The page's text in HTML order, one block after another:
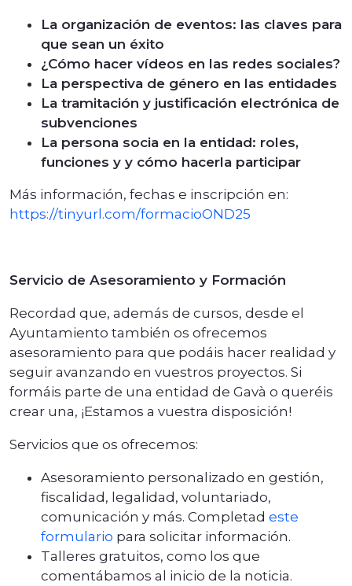
La organización de eventos: las claves para
que sean un éxito
¿Cómo hacer vídeos en las redes sociales?
La perspectiva de género en las entidades
La tramitación y justificación electrónica de
subvenciones
La persona socia en la entidad: roles,
funciones y y cómo hacerla participar
Más información, fechas e inscripción en:
https://tinyurl.com/formacioOND25
Servicio de Asesoramiento y Formación
Recordad que, además de cursos, desde el
Ayuntamiento también os ofrecemos
asesoramiento para que podáis hacer realidad y
seguir avanzando en vuestros proyectos. Si
formáis parte de una entidad de Gavà o queréis
crear una, ¡Estamos a vuestra disposición!
Servicios que os ofrecemos:
Asesoramiento personalizado en gestión,
fiscalidad, legalidad, voluntariado,
comunicación y más. Completad este
formulario para solicitar información.
Talleres gratuitos, como los que
comentábamos al inicio de la noticia.